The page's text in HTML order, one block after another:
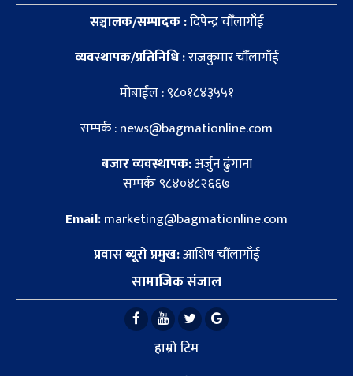
सञ्चालक/सम्पादक :दिपेन्द्र चौँलागाँई
व्यवस्थापक/प्रतिनिधि :राजकुमार चौँलागाँई
मोबाईल : ९८०१८४३५५१
सम्पर्क : news@bagmationline.com
बजार व्यवस्थापक:अर्जुन ढुंगाना
सम्पर्कः ९८४०४८२६६७
Email:marketing@bagmationline.com
प्रवास ब्यूरो प्रमुख:आशिष चौँलागाँई
सामाजिक संजाल
हाम्रो टिम